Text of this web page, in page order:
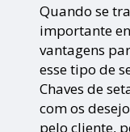
Quando se
importante
vantagens
esse tipo de
Chaves de
com os
pelo cliente,